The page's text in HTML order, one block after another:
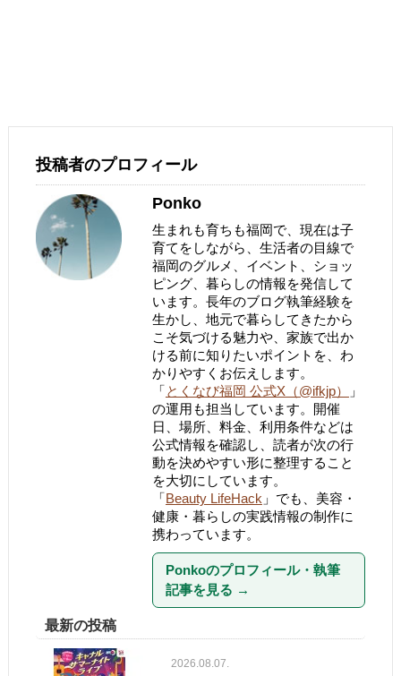
投稿者のプロフィール
Ponko
生まれも育ちも福岡で、現在は子
育てをしながら、生活者の目線で
福岡のグルメ、イベント、ショッ
ピング、暮らしの情報を発信して
います。長年のブログ執筆経験を
生かし、地元で暮らしてきたから
こそ気づける魅力や、家族で出か
ける前に知りたいポイントを、わ
かりやすくお伝えします。
「 とくなび福岡 公式X（@ifkjp）
」
の運用も担当しています。開催
日、場所、料金、利用条件などは
公式情報を確認し、読者が次の行
動を決めやすい形に整理すること
を大切にしています。
「 Beauty LifeHack」でも、美容・
健康・暮らしの実践情報の制作に
携わっています。
Ponkoのプロフィール・執筆
記事を見る →
最新の投稿
2026.08.07.